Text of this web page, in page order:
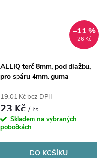
26 Kč
–11 %
ALLIQ terč 8mm, pod dlažbu,
pro spáru 4mm, guma
19,01 Kč bez DPH
23 Kč/ ks
Skladem na vybraných
pobočkách
DO KOŠÍKU